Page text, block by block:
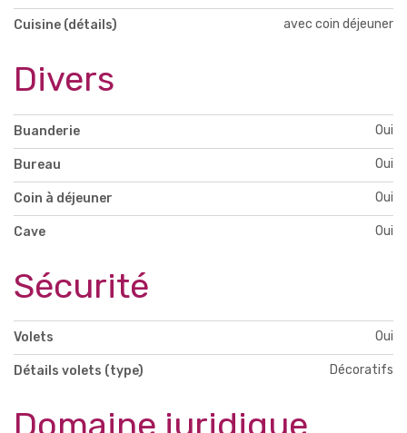
Cuisine (détails) avec coin déjeuner
Divers
Buanderie Oui
Bureau Oui
Coin à déjeuner Oui
Cave Oui
Sécurité
Volets Oui
Détails volets (type) Décoratifs